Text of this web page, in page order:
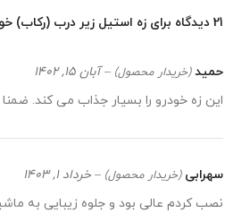
21 دیدگاه برای زه استیل زیر درب (رکاب)
حمید(خریدار محصول) – آبان 15, 1402
این زه خودرو را بسیار جذاب می کند.
سهرابی(خریدار محصول) – خرداد 1, 1403
نصب کردم عالی بود و جلوه زیبایی به